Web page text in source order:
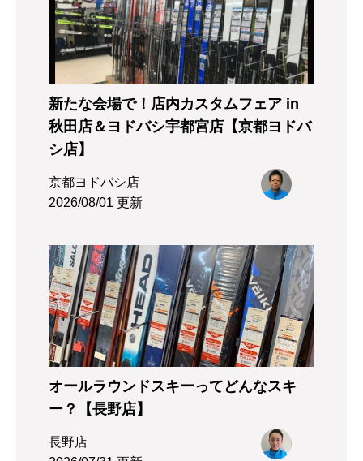
新たな会場で！店内カスタムフェア in
秋田店＆ヨドバシ宇都宮店【京都ヨドバ
シ店】
京都ヨドバシ店
2026/08/01 更新
オールラウンドスキーってどんなスキ
ー？【長野店】
長野店